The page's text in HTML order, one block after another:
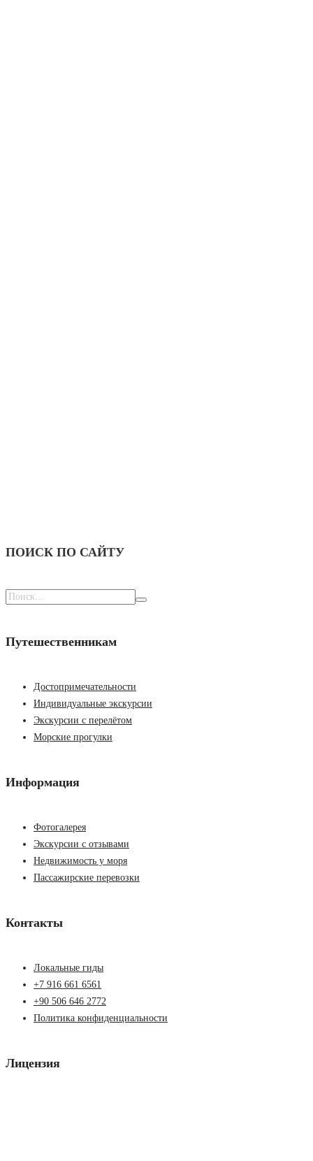
ПОИСК ПО САЙТУ
Поиск
Путешественникам
Достопримечательности
Индивидуальные экскурсии
Экскурсии с перелётом
Морские прогулки
Информация
Фотогалерея
Экскурсии с отзывами
Недвижимость у моря
Пассажирские перевозки
Контакты
Локальные гиды
+7 916 661 6561
+90 506 646 2772
Политика конфиденциальности
Лицензия